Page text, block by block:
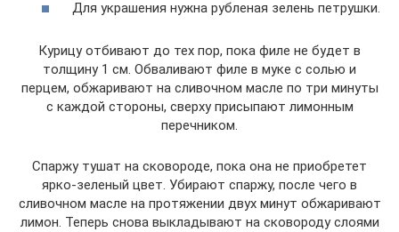
Для украшения нужна рубленая зелень петрушки.
Курицу отбивают до тех пор, пока филе не будет в
толщину 1 см. Обваливают филе в муке с солью и
перцем, обжаривают на сливочном масле по три минуты
с каждой стороны, сверху присыпают лимонным
перечником.
Спаржу тушат на сковороде, пока она не приобретет
ярко-зеленый цвет. Убирают спаржу, после чего в
сливочном масле на протяжении двух минут обжаривают
лимон. Теперь снова выкладывают на сковороду слоями